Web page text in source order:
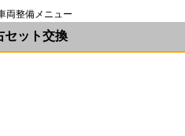
両整備メニュー
セット交換